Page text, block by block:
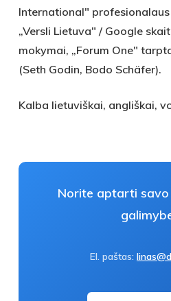
International"
„Versli Lietuva" / Google
mokymai, „Forum One"
(Seth Godin, Bodo Schäfer).
Kalba lietuviškai, angliškai,
Norite aptarti savo
El. paštas: